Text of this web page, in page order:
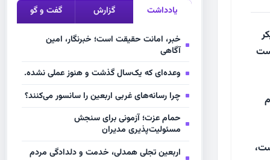
یادداشت گزارش گفت و گو
خبر، امانت حقیقت است؛ خبرنگار، امین
آگاهی
وعده‌ای که یک‌سال گذشت و هنوز عملی نشده.
چرا رسانه‌های غربی اربعین را سانسور می‌کنند؟
حمام عزت؛ آزمونی برای سنجش
مسئولیت‌پذیری مدیران
اربعین تجلی همدلی، خدمت و دلدادگی مردم